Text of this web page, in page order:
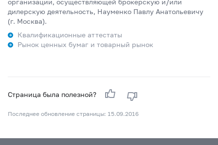
организации, осуществляющей брокерскую и/или
дилерскую деятельность, Науменко Павлу Анатольевичу
(г. Москва).
Квалификационные аттестаты
Рынок ценных бумаг и товарный рынок
Страница была полезной?
Последнее обновление страницы: 15.09.2016